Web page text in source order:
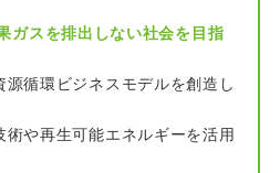
スを排出しない社会を目指
循環ビジネスモデルを創造し
や再生可能エネルギーを活用